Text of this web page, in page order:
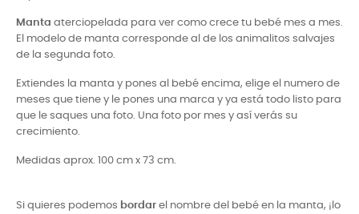
Manta aterciopelada para ver como crece tu bebé mes a mes.
El modelo de manta corresponde al de los animalitos salvajes
de la segunda foto.
Extiendes la manta y pones al bebé encima, elige el numero de
meses que tiene y le pones una marca y ya está todo listo para
que le saques una foto. Una foto por mes y así verás su
crecimiento.
Medidas aprox. 100 cm x 73 cm.
Si quieres podemos bordar el nombre del bebé en la manta, ¡lo